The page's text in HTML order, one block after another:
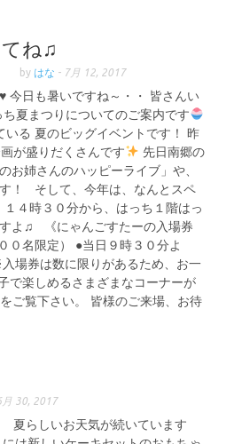
ね♫
by はな - 7月 12, 2017
♥ 今日も暑いですね～・・ 皆さんい
夏まつりについてのご案内です
る 夏のビッグイベントです！ 昨
が盛りだくさんです
先日南郷の
お姉さんのハッピーライブ」や、
！ そして、今年は、なんとスペ
１４時３０分から、はっち１階はっ
よ♫ 《にゃんごすたーの入場券
０名限定） ●当日９時３０分よ
場券は数に限りがあるため、お一
で楽しめるさまざまなコーナーが
ご覧下さい。 皆様のご来場、お待
月 30, 2017
夏らしいお天気が続いています